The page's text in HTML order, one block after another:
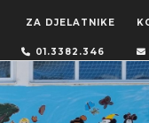
ZA DJELATNIKE
01.3382.346